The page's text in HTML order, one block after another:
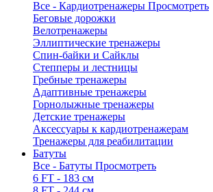
Все - Кардиотренажеры Просмотреть
Беговые дорожки
Велотренажеры
Эллиптические тренажеры
Спин-байки и Сайклы
Степперы и лестницы
Гребные тренажеры
Адаптивные тренажеры
Горнолыжные тренажеры
Детские тренажеры
Аксессуары к кардиотренажерам
Тренажеры для реабилитации
Батуты
Все - Батуты Просмотреть
6 FT - 183 см